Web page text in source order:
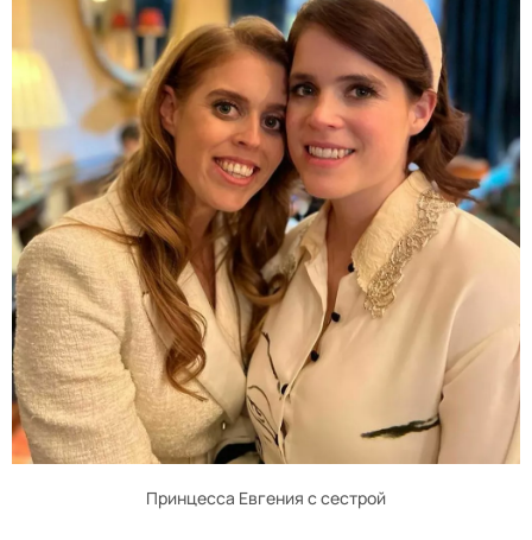
Принцесса Евгения с сестрой